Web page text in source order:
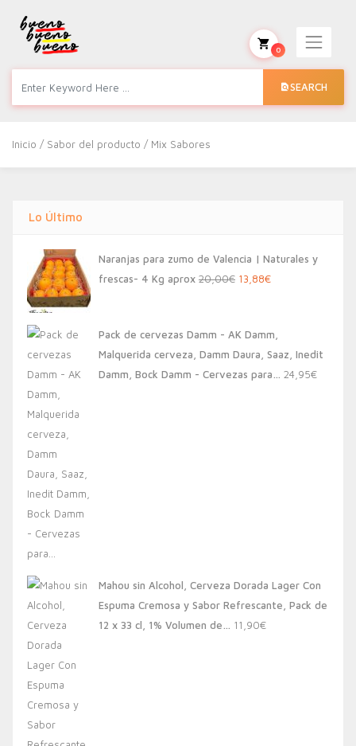
SEARCH
0
Inicio / Sabor del producto / Mix Sabores
Lo Último
Naranjas para zumo de Valencia | Naturales y
frescas- 4 Kg aprox 20,00€ El
era:
20,00€.
13,88€El
es:
13,88€.
Pack de cervezas Damm - AK Damm,
Malquerida cerveza, Damm Daura, Saaz, Inedit
Damm, Bock Damm - Cervezas para… 24,95€
Mahou sin Alcohol, Cerveza Dorada Lager Con
Espuma Cremosa y Sabor Refrescante, Pack de
12 x 33 cl, 1% Volumen de… 11,90€